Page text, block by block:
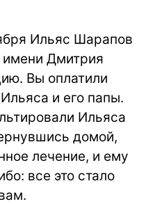
Ильяс Шарапов
имени Дмитрия
Вы оплатили
и его папы.
Ильяса
домой,
лечение, и ему
все это стало